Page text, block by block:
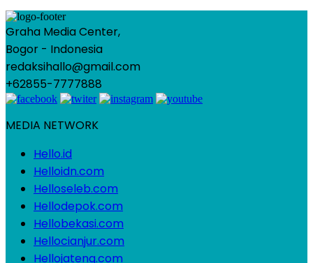
Graha Media Center,
Bogor - Indonesia
redaksihallo@gmail.com
+62855-7777888
MEDIA NETWORK
Hello.id
Helloidn.com
Helloseleb.com
Hellodepok.com
Hellobekasi.com
Hellocianjur.com
Hellojateng.com